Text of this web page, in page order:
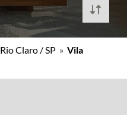
Rio Claro / SP » Vila